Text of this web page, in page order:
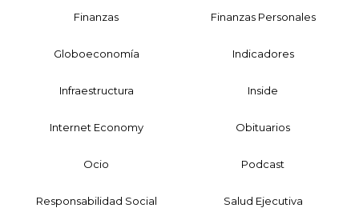
Finanzas Finanzas Personales
Globoeconomía Indicadores
Infraestructura Inside
Internet Economy Obituarios
Ocio Podcast
Responsabilidad Social Salud Ejecutiva